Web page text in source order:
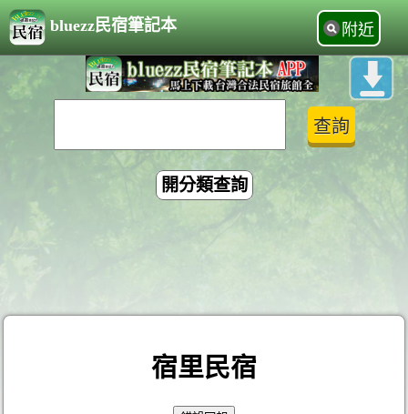
bluezz民宿筆記本 附近
開分類查詢
宿里民宿